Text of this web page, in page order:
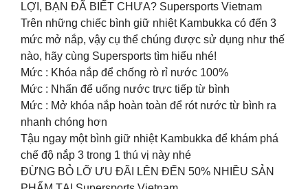
LỢI, BẠN ĐÃ BIẾT CHƯA? Supersports Vietnam
Trên những chiếc bình giữ nhiệt Kambukka có đến 3
mức mở nắp, vậy cụ thể chúng được sử dụng như thế
nào, hãy cùng Supersports tìm hiểu nhé!
Mức : Khóa nắp để chống rò rỉ nước 100%
Mức : Nhấn để uống nước trực tiếp từ bình
Mức : Mở khóa nắp hoàn toàn để rót nước từ bình ra
nhanh chóng hơn
Tậu ngay một bình giữ nhiệt Kambukka để khám phá
chế độ nắp 3 trong 1 thú vị này nhé
ĐỪNG BỎ LỠ ƯU ĐÃI LÊN ĐẾN 50% NHIỀU SẢN